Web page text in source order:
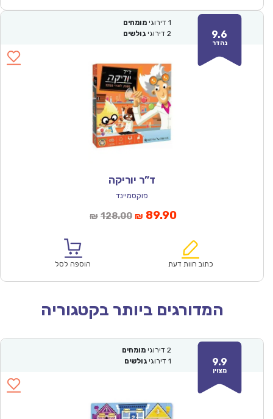
9.6
נהדר
1 דירוגי מומחים
2 דירוגי גולשים
ד”ר יוריקה
פוקסמיינד
₪ 128.00המחיר
₪128.00.
₪ 89.90המחיר
הוא:
כתוב חוות דעת הוספה לסל
המדורגים ביותר בקטגוריה
9.9
מצוין
2 דירוגי מומחים
1 דירוגי גולשים